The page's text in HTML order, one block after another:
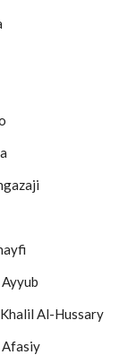
Al-Hussary
Afasiy